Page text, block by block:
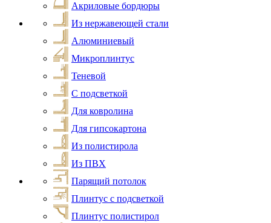
Акриловые бордюры
Из нержавеющей стали
Алюминиевый
Микроплинтус
Теневой
С подсветкой
Для ковролина
Для гипсокартона
Из полистирола
Из ПВХ
Парящий потолок
Плинтус с подсветкой
Плинтус полистирол